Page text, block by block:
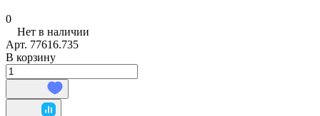
0
Нет в наличии
Арт. 77616.735
В корзину